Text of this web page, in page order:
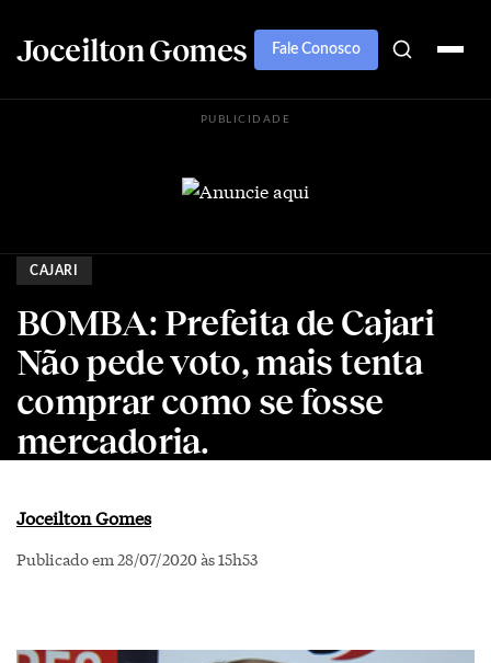
Joceilton Gomes Fale Conosco
PUBLICIDADE
CAJARI
BOMBA: Prefeita de Cajari
Não pede voto, mais tenta
comprar como se fosse
mercadoria.
Joceilton Gomes
Publicado em 28/07/2020 às 15h53